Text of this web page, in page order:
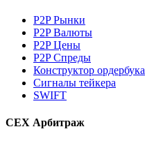
P2P Рынки
P2P Валюты
P2P Цены
P2P Спреды
Конструктор ордербука
Сигналы тейкера
SWIFT
CEX Арбитраж